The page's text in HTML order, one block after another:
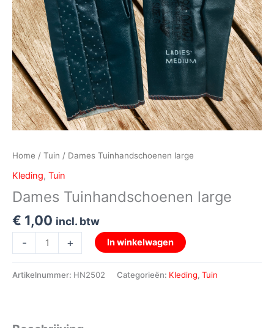
Home / Tuin / Dames Tuinhandschoenen large
Kleding, Tuin
Dames Tuinhandschoenen large
€ 1,00 incl. btw
-
+ In winkelwagen
Artikelnummer: HN2502 Categorieën: Kleding, Tuin